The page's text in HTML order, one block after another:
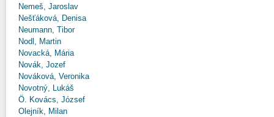
Nemeš, Jaroslav
Nešťáková, Denisa
Neumann, Tibor
Nodl, Martin
Novacká, Mária
Novák, Jozef
Nováková, Veronika
Novotný, Lukáš
Ö. Kovács, József
Olejník, Milan